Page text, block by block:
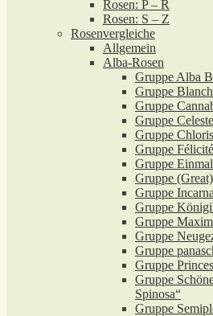
Rosen: P – R
Rosen: S – Z
Rosenvergleiche
Allgemein
Alba-Rosen
Gruppe Alba
Gruppe
Gruppe
Gruppe Celeste
Gruppe Chloris
Gruppe
Gruppe
Gruppe
Gruppe
Gruppe
Gruppe
Gruppe
Gruppe
Gruppe
Gruppe
Spinosa“
Gruppe